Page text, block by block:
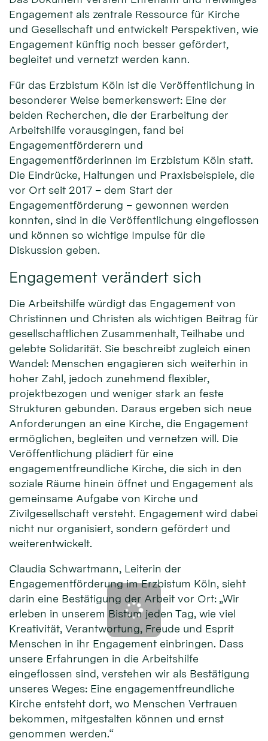
Engagement als zentrale Ressource für Kirche
und Gesellschaft und entwickelt Perspektiven, wie
Engagement künftig noch besser gefördert,
begleitet und vernetzt werden kann.
Für das Erzbistum Köln ist die Veröffentlichung in
besonderer Weise bemerkenswert: Eine der
beiden Recherchen, die der Erarbeitung der
Arbeitshilfe vorausgingen, fand bei
Engagementförderern und
Engagementförderinnen im Erzbistum Köln statt.
Die Eindrücke, Haltungen und Praxisbeispiele, die
vor Ort seit 2017 – dem Start der
Engagementförderung – gewonnen werden
konnten, sind in die Veröffentlichung eingeflossen
und können so wichtige Impulse für die
Diskussion geben.
Engagement verändert sich
Die Arbeitshilfe würdigt das Engagement von
Christinnen und Christen als wichtigen Beitrag für
gesellschaftlichen Zusammenhalt, Teilhabe und
gelebte Solidarität. Sie beschreibt zugleich einen
Wandel: Menschen engagieren sich weiterhin in
hoher Zahl, jedoch zunehmend flexibler,
projektbezogen und weniger stark an feste
Strukturen gebunden. Daraus ergeben sich neue
Anforderungen an eine Kirche, die Engagement
ermöglichen, begleiten und vernetzen will. Die
Veröffentlichung plädiert für eine
engagementfreundliche Kirche, die sich in den
soziale Räume hinein öffnet und Engagement als
gemeinsame Aufgabe von Kirche und
Zivilgesellschaft versteht. Engagement wird dabei
nicht nur organisiert, sondern gefördert und
weiterentwickelt.
Claudia Schwartmann, Leiterin der
Engagementförderung im Erzbistum Köln, sieht
darin eine Bestätigung der Arbeit vor Ort: „Wir
erleben in unserem Bistum jeden Tag, wie viel
Kreativität, Verantwortung, Freude und Esprit
Menschen in ihr Engagement einbringen. Dass
unsere Erfahrungen in die Arbeitshilfe
eingeflossen sind, verstehen wir als Bestätigung
unseres Weges: Eine engagementfreundliche
Kirche entsteht dort, wo Menschen Vertrauen
bekommen, mitgestalten können und ernst
genommen werden.“